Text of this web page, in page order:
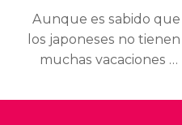
Aunque es sabido que
los japoneses no tienen
muchas vacaciones al
compensan teniendo